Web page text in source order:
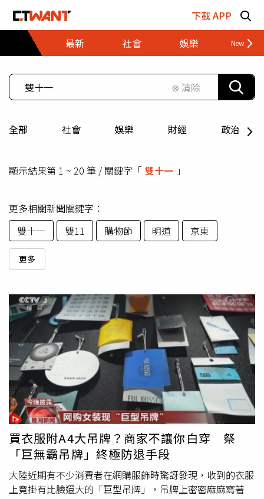
下載 APP
最新
社會 娛樂 財經
⊗ 清除
全部 社會 娛樂 財經 政治
顯示結果第 1 ~ 20 筆 / 關鍵字「 雙十一 」
更多相關新聞關鍵字：
雙十一
雙11 購物節 明道 京東
更多
買衣服附A4大吊牌？商家不讓你白穿 祭
「巨無霸吊牌」終極防退手段
大陸近期有不少消費者在網購服飾時驚訝發現，收到的衣服
上竟掛有比臉還大的「巨型吊牌」，吊牌上密密麻麻寫著